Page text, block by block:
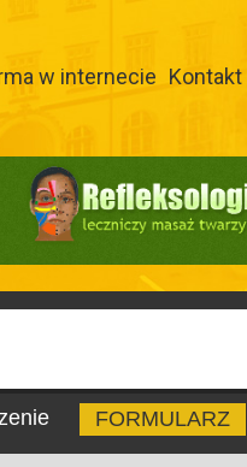
w internecie Kontakt
FORMULARZ